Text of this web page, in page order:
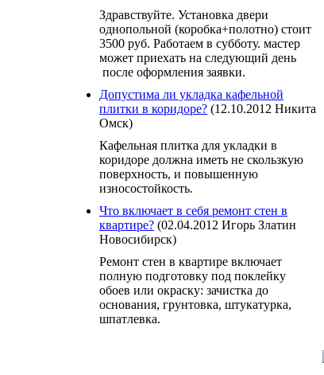
Здравствуйте. Установка двери
однопольной (коробка+полотно) стоит
3500 руб. Работаем в субботу. мастер
может приехать на следующий день
после оформления заявки.
Допустима ли укладка кафельной
плитки в коридоре? (12.10.2012 Никита
Омск)
Кафельная плитка для укладки в
коридоре должна иметь не скользкую
поверхность, и повышенную
износостойкость.
Что включает в себя ремонт стен в
квартире? (02.04.2012 Игорь Златин
Новосибирск)
Ремонт стен в квартире включает
полную подготовку под поклейку
обоев или окраску: зачистка до
основания, грунтовка, штукатурка,
шпатлевка.